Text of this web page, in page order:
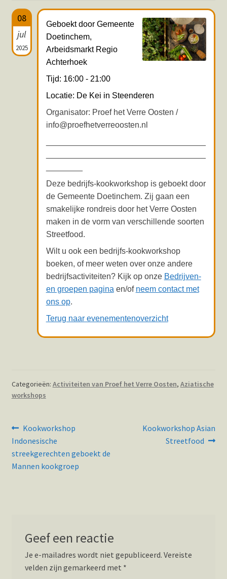
Hotspots en blogs
UIT-agenda
08
jul
2025
Geboekt door Gemeente
Doetinchem,
Arbeidsmarkt Regio
Achterhoek
Tijd: 16:00 - 21:00
Locatie: De Kei in Steenderen
Organisator: Proef het Verre Oosten /
info@proefhetverreoosten.nl
Deze bedrijfs-kookworkshop is geboekt door
de Gemeente Doetinchem. Zij gaan een
smakelijke rondreis door het Verre Oosten
maken in de vorm van verschillende soorten
Streetfood.
Wilt u ook een bedrijfs-kookworkshop
boeken, of meer weten over onze andere
bedrijfsactiviteiten? Kijk op onze Bedrijven-
en groepen pagina en/of neem contact met
ons op.
Terug naar evenementenoverzicht
Categorieën: Activiteiten van Proef het Verre Oosten, Aziatische
workshops
Bericht
navigatie
Vorig
bericht:
Kookworkshop
Indonesische
streekgerechten geboekt de
Mannen kookgroep
Volgend
bericht:
Kookworkshop Asian
Streetfood
Geef een reactie
Je e-mailadres wordt niet gepubliceerd. Vereiste
velden zijn gemarkeerd met *